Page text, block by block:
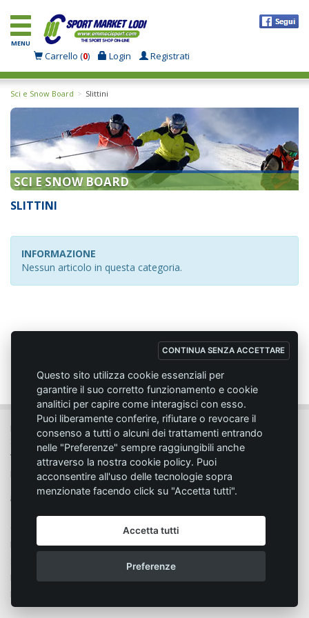
MENU
Carrello (0) Login Registrati
Sci e Snow Board Slittini
SCI E SNOW BOARD
SLITTINI
INFORMAZIONE
Nessun articolo in questa categoria.
CONTINUA SENZA ACCETTARE
Questo sito utilizza cookie essenziali per
garantire il suo corretto funzionamento e cookie
analitici per capire come interagisci con esso.
Puoi liberamente conferire, rifiutare o revocare il
consenso a tutti o alcuni dei trattamenti entrando
nelle "Preferenze" sempre raggiungibili anche
attraverso la nostra cookie policy. Puoi
acconsentire all'uso delle tecnologie sopra
menzionate facendo click su "Accetta tutti".
Accetta tutti
Preferenze
MC SPORT MARKET LODI - Via del Lavoro, 14 - 26817 SAN MARTINO IN
STRADA (LO)
Tel. 0371.432774 - Fax 0371.432775 - Email:info@emmecisport.com
P.IVA 06749350150 - Iscriz. Trib. Lodi n° 4287 - C.C.I.A.A. n° 1122943
Modalità d'acquisto
Privacy
Cookie policy